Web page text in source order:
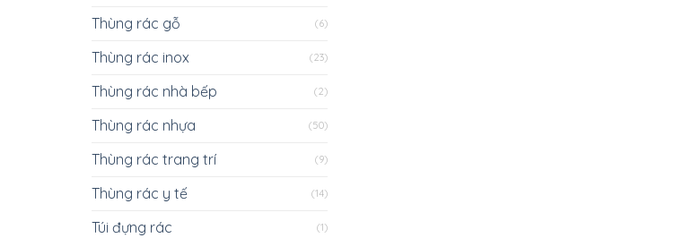
Thùng rác gỗ (6)
Thùng rác inox (23)
Thùng rác nhà bếp (2)
Thùng rác nhựa (50)
Thùng rác trang trí (9)
Thùng rác y tế (14)
Túi đựng rác (1)